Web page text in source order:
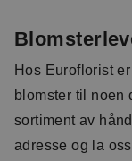
Hos Euroflorist
blomster til noen
sortiment av
adresse og la